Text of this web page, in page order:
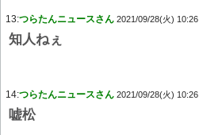
13:つらたんニュースさん 2021/09/28(火) 10:26
知人ねぇ
14:つらたんニュースさん 2021/09/28(火) 10:26
嘘松